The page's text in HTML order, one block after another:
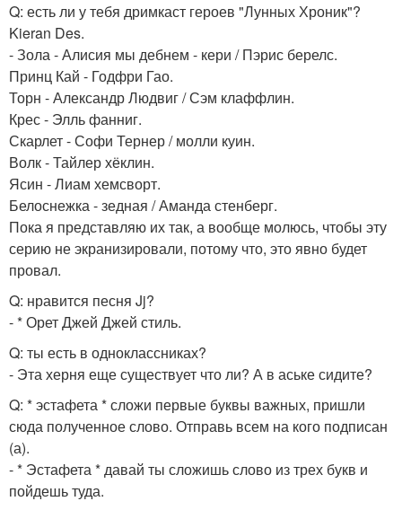
Q: есть ли у тебя дримкаст героев "Лунных Хроник"?
Kieran Des.
- Зола - Алисия мы дебнем - кери / Пэрис берелс.
Принц Кай - Годфри Гао.
Торн - Александр Людвиг / Сэм клаффлин.
Крес - Элль фанниг.
Скарлет - Софи Тернер / молли куин.
Волк - Тайлер хёклин.
Ясин - Лиам хемсворт.
Белоснежка - зедная / Аманда стенберг.
Пока я представляю их так, а вообще молюсь, чтобы эту
серию не экранизировали, потому что, это явно будет
провал.
Q: нравится песня Jj?
- * Орет Джей Джей стиль.
Q: ты есть в одноклассниках?
- Эта херня еще существует что ли? А в аське сидите?
Q: * эстафета * сложи первые буквы важных, пришли
сюда полученное слово. Отправь всем на кого подписан
(а).
- * Эстафета * давай ты сложишь слово из трех букв и
пойдешь туда.